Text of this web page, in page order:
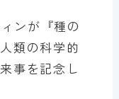
ンが『種の
類の科学的
事を記念し